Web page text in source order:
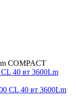
COMPACT
40 вт 3600Lm